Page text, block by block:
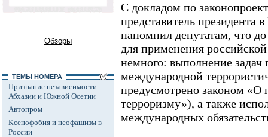
Обзоры
ТЕМЫ НОМЕРА
Признание независимости
Абхазии и Южной Осетии
Автопром
Ксенофобия и неофашизм в
России
С докладом по
представитель
напомнил депутатам, что
для применения
немного: выполнение задач
международной
предусмотрено законом «О
терроризму»), а также
международных